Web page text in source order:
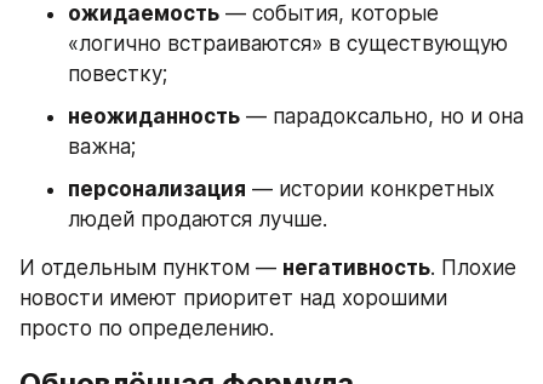
ожидаемость — события, которые
«логично встраиваются» в существующую
повестку;
неожиданность — парадоксально, но и она
важна;
персонализация — истории конкретных
людей продаются лучше.
И отдельным пунктом — негативность. Плохие
новости имеют приоритет над хорошими
просто по определению.